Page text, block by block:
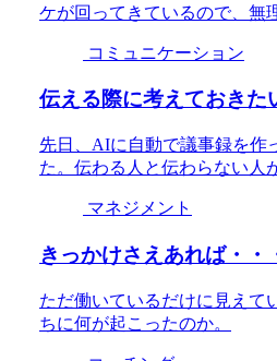
ケが回ってきているので、無
コミュニケーション
伝える際に考えておきた
先日、AIに自動で議事録を作
た。伝わる人と伝わらない人
マネジメント
きっかけさえあれば・・
ただ働いているだけに見えて
ちに何が起こったのか。